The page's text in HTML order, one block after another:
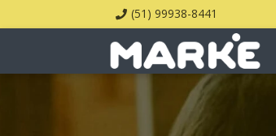
(51) 99938-8441